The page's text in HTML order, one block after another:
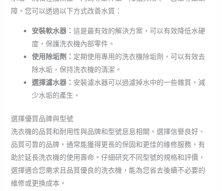
障。您可以透過以下方式改善水質：
安裝軟水器： 這是最有效的解決方案，可以有效降低水硬
度，保護洗衣機內部零件。
使用除垢劑： 定期使用專用的洗衣機除垢劑，可以有效去
除水垢，保持洗衣機的清潔。
選擇濾水器： 安裝濾水器可以過濾掉水中的一些雜質，減
少水垢的產生。
選擇優質品牌與型號
洗衣機的品質和耐用性與品牌和型號息息相關。選擇信譽良好、
品質可靠的品牌，通常能獲得更長的保固和更佳的維修服務，有
助於延長洗衣機的使用壽命。仔細研究不同型號的規格和評價，
選擇適合您需求且品質優良的洗衣機，能為您省去後續不必要的
維修或更換成本。